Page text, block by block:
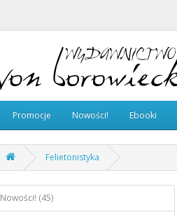
Promocje Nowości! Ebooki
Felietonistyka
Nowości! (45)